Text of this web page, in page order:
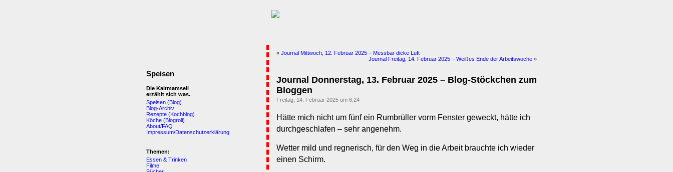
« Journal Mittwoch, 12. Februar 2025 – Messbar dicke Luft
Journal Freitag, 14. Februar 2025 – Weißes Ende der Arbeitswoche »
Journal Donnerstag, 13. Februar 2025 – Blog-Stöckchen zum
Bloggen
Freitag, 14. Februar 2025 um 6:24
Hätte mich nicht um fünf ein Rumbrüller vorm Fenster geweckt, hätte ich
durchgeschlafen – sehr angenehm.
Wetter mild und regnerisch, für den Weg in die Arbeit brauchte ich wieder
einen Schirm.
Speisen
Die Kaltmamsell
erzählt sich was.
Speisen (Blog)
Blog-Archiv
Rezepte (Kochblog)
Köche (Blogroll)
About/FAQ
Impressum/Datenschutzerklärung
Themen:
Essen & Trinken
Filme